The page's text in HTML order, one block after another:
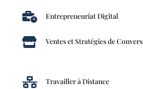
 Entrepreneuriat Digital
 Ventes et Stratégies de
 Travailler à Distance